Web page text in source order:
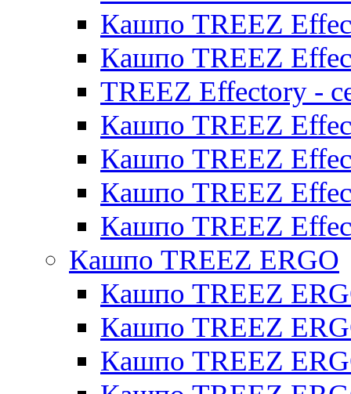
Кашпо TREEZ
Кашпо TREEZ
TREEZ Effectory -
Кашпо TREEZ
Кашпо TREEZ
Кашпо TREEZ
Кашпо TREEZ
Кашпо TREEZ ERGO
Кашпо TREEZ
Кашпо TREEZ
Кашпо TREEZ